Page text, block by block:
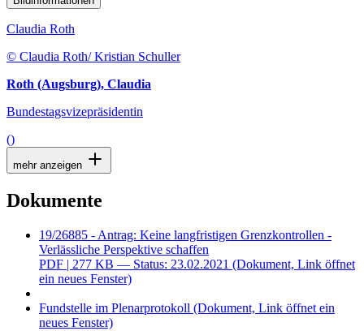
Claudia Roth
© Claudia Roth/ Kristian Schuller
Roth (Augsburg), Claudia
Bundestagsvizepräsidentin
()
mehr anzeigen
Dokumente
19/26885 - Antrag: Keine langfristigen Grenzkontrollen -
Verlässliche Perspektive schaffen
PDF | 277 KB — Status: 23.02.2021 (Dokument, Link öffnet
ein neues Fenster)
Fundstelle im Plenarprotokoll (Dokument, Link öffnet ein
neues Fenster)